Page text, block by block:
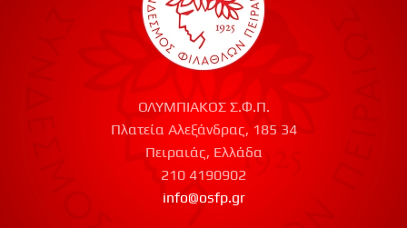
ΟΛΥΜΠΙΑΚΟΣ Σ.Φ.Π.
Πλατεία Αλεξάνδρας, 185 34
Πειραιάς, Ελλάδα
210 4190902
info@osfp.gr